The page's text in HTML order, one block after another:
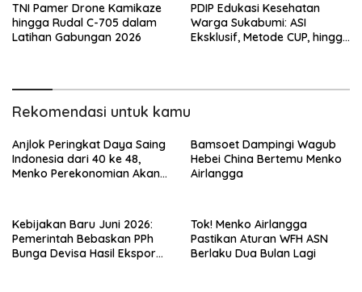
TNI Pamer Drone Kamikaze
hingga Rudal C-705 dalam
Latihan Gabungan 2026
PDIP Edukasi Kesehatan
Warga Sukabumi: ASI
Eksklusif, Metode CUP, hingga
Rekomendasi untuk kamu
Anjlok Peringkat Daya Saing
Indonesia dari 40 ke 48,
Menko Perekonomian Akan
Bamsoet Dampingi Wagub
Hebei China Bertemu Menko
Airlangga
Kebijakan Baru Juni 2026:
Pemerintah Bebaskan PPh
Bunga Devisa Hasil Ekspor
Tok! Menko Airlangga
Pastikan Aturan WFH ASN
Berlaku Dua Bulan Lagi